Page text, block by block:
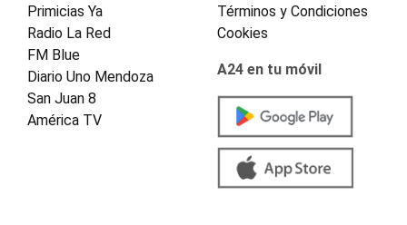
Primicias Ya
Radio La Red
FM Blue
Diario Uno Mendoza
San Juan 8
América TV
Términos y Condiciones
Cookies
A24 en tu móvil